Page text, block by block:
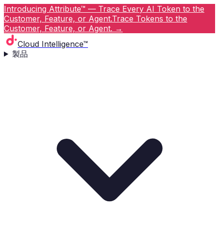
Introducing Attribute™ — Trace Every AI Token to the
Customer, Feature, or Agent.Trace Tokens to the
Customer, Feature, or Agent. →
Cloud Intelligence™
製品